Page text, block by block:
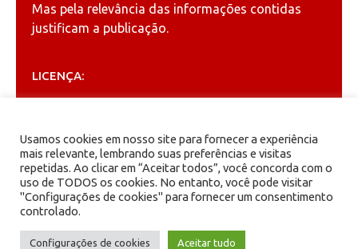
Mas pela relevância das informações contidas
justificam a publicação.
LICENÇA:
Creative Commons
ARQUIVOS
Arquivos
Usamos cookies em nosso site para fornecer a experiência
mais relevante, lembrando suas preferências e visitas
repetidas. Ao clicar em “Aceitar todos”, você concorda com o
uso de TODOS os cookies. No entanto, você pode visitar
"Configurações de cookies" para fornecer um consentimento
controlado.
Configurações de cookies Aceitar tudo